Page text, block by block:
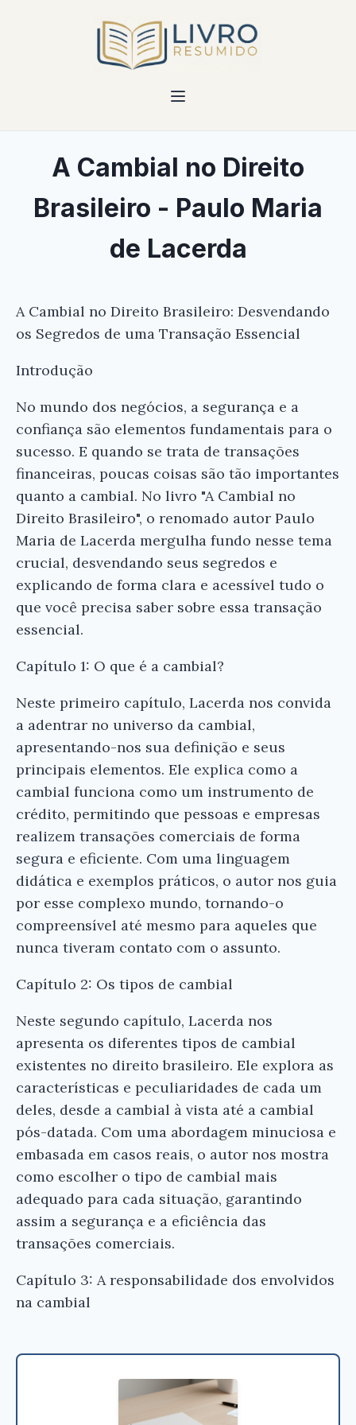
A Cambial no Direito
Brasileiro - Paulo Maria
de Lacerda
A Cambial no Direito Brasileiro: Desvendando
os Segredos de uma Transação Essencial
Introdução
No mundo dos negócios, a segurança e a
confiança são elementos fundamentais para o
sucesso. E quando se trata de transações
financeiras, poucas coisas são tão importantes
quanto a cambial. No livro "A Cambial no
Direito Brasileiro", o renomado autor Paulo
Maria de Lacerda mergulha fundo nesse tema
crucial, desvendando seus segredos e
explicando de forma clara e acessível tudo o
que você precisa saber sobre essa transação
essencial.
Capítulo 1: O que é a cambial?
Neste primeiro capítulo, Lacerda nos convida
a adentrar no universo da cambial,
apresentando-nos sua definição e seus
principais elementos. Ele explica como a
cambial funciona como um instrumento de
crédito, permitindo que pessoas e empresas
realizem transações comerciais de forma
segura e eficiente. Com uma linguagem
didática e exemplos práticos, o autor nos guia
por esse complexo mundo, tornando-o
compreensível até mesmo para aqueles que
nunca tiveram contato com o assunto.
Capítulo 2: Os tipos de cambial
Neste segundo capítulo, Lacerda nos
apresenta os diferentes tipos de cambial
existentes no direito brasileiro. Ele explora as
características e peculiaridades de cada um
deles, desde a cambial à vista até a cambial
pós-datada. Com uma abordagem minuciosa e
embasada em casos reais, o autor nos mostra
como escolher o tipo de cambial mais
adequado para cada situação, garantindo
assim a segurança e a eficiência das
transações comerciais.
Capítulo 3: A responsabilidade dos envolvidos
na cambial